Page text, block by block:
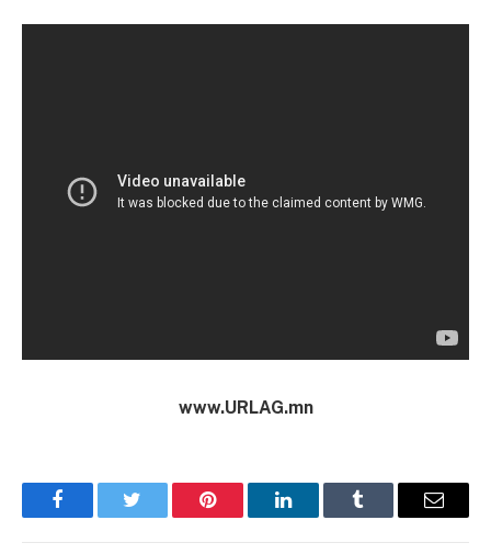
www.URLAG.mn
FacebookTwitter Pinterest LinkedInTumblr Имэйл